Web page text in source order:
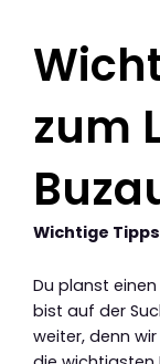
zum
Wichtige
Du planst
bist auf der
weiter, denn